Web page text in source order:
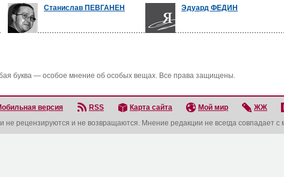
Станислав ПЕВГАНЕН Эдуард ФЕДИН
буква — особое мнение об особых вещах. Все права защищены.
версия RSS Карта сайта Мой мир ЖЖ
не рецензируются и не возвращаются. Мнение редакции не всегда совпадает